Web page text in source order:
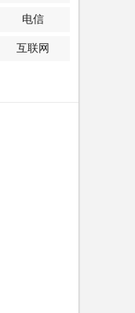
电信
互联网